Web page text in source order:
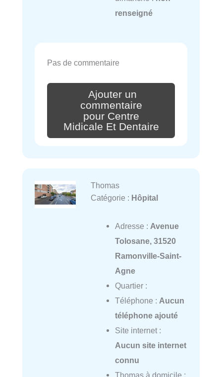
renseigné
Pas de commentaire
Ajouter un
commentaire
pour Centre
Midicale Et Dentaire
Thomas
Catégorie : Hôpital
Adresse : Avenue
Tolosane, 31520
Ramonville-Saint-
Agne
Quartier :
Téléphone : Aucun
téléphone ajouté
Site internet :
Aucun site internet
connu
Thomas à domicile :